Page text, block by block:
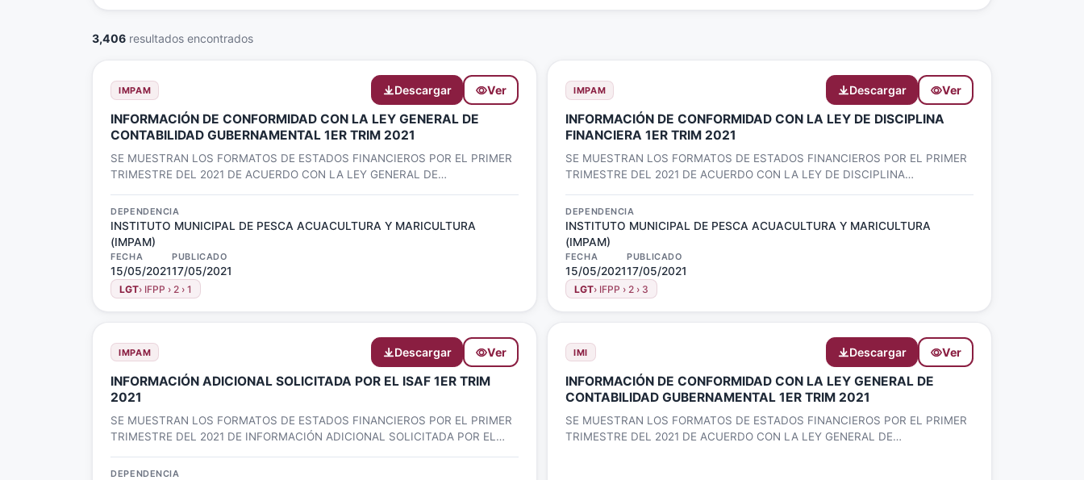
3,406 resultados encontrados
IMPAM Descargar Ver
INFORMACIÓN DE CONFORMIDAD CON LA LEY GENERAL DE
CONTABILIDAD GUBERNAMENTAL 1ER TRIM 2021
SE MUESTRAN LOS FORMATOS DE ESTADOS FINANCIEROS POR EL PRIMER
TRIMESTRE DEL 2021 DE ACUERDO CON LA LEY GENERAL DE
DEPENDENCIA
INSTITUTO MUNICIPAL DE PESCA ACUACULTURA Y MARICULTURA
(IMPAM)
FECHA
15/05/2021
PUBLICADO
17/05/2021
LGT› IFPP › 2 › 1
IMPAM Descargar Ver
INFORMACIÓN DE CONFORMIDAD CON LA LEY DE DISCIPLINA
FINANCIERA 1ER TRIM 2021
SE MUESTRAN LOS FORMATOS DE ESTADOS FINANCIEROS POR EL PRIMER
TRIMESTRE DEL 2021 DE ACUERDO CON LA LEY DE DISCIPLINA
DEPENDENCIA
INSTITUTO MUNICIPAL DE PESCA ACUACULTURA Y MARICULTURA
(IMPAM)
FECHA
15/05/2021
PUBLICADO
17/05/2021
LGT› IFPP › 2 › 3
IMPAM Descargar Ver
INFORMACIÓN ADICIONAL SOLICITADA POR EL ISAF 1ER TRIM
2021
SE MUESTRAN LOS FORMATOS DE ESTADOS FINANCIEROS POR EL PRIMER
TRIMESTRE DEL 2021 DE INFORMACIÓN ADICIONAL SOLICITADA POR EL
DEPENDENCIA
IMI Descargar Ver
INFORMACIÓN DE CONFORMIDAD CON LA LEY GENERAL DE
CONTABILIDAD GUBERNAMENTAL 1ER TRIM 2021
SE MUESTRAN LOS FORMATOS DE ESTADOS FINANCIEROS POR EL PRIMER
TRIMESTRE DEL 2021 DE ACUERDO CON LA LEY GENERAL DE